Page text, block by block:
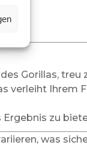
Gorillas, treu
verleiht Ihrem
zu
was